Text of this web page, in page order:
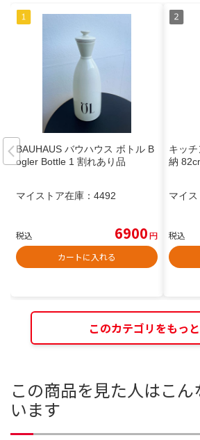
BAUHAUS バウハウス ボトル B
ogler Bottle 1 割れあり品
マイストア在庫： 4492
税込 6900円
カートに入れる
キッチ
納
マイス
税込
このカテゴリをもっ
この商品を見た人はこ
います